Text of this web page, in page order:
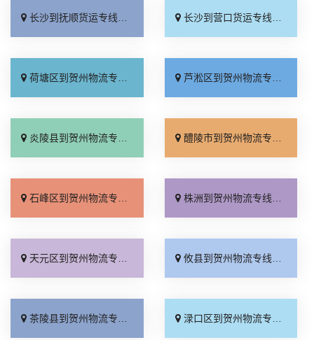
长沙到抚顺货运专线_运保时效「门到门配送」 长沙到营口货运专线_多少一吨「价位合理」
荷塘区到贺州物流专线_全境到达「专线快运」 芦淞区到贺州物流专线_诚信经营「合同承运」
炎陵县到贺州物流专线_实时反馈「合同承运」 醴陵市到贺州物流专线_准时准点「保证时效」
石峰区到贺州物流专线_不随意加价「市县派送」 株洲到贺州物流专线_合理收费「快速响应」
天元区到贺州物流专线_专业可靠「专线快运」 攸县到贺州物流专线_一站式托运「实时跟踪 」
茶陵县到贺州物流专线_快运有保障「保证时效」 渌口区到贺州物流专线_直达往返「运价行情」